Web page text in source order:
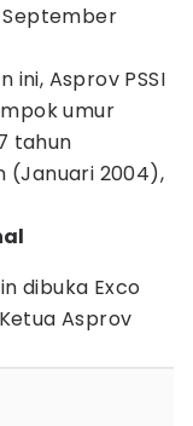
ini, Asprov PSSI
umur
tahun
(Januari 2004),
dibuka Exco
Asprov